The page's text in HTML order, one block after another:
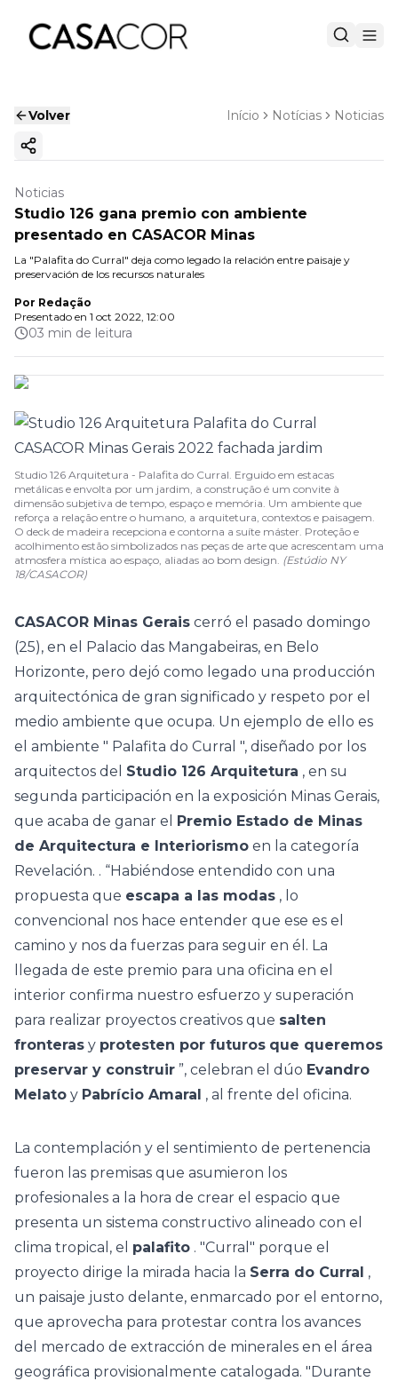
Volver Início Notícias Noticias
Copiar enlace
Noticias
Studio 126 gana premio con ambiente
presentado en CASACOR Minas
La "Palafita do Curral" deja como legado la relación entre paisaje y
preservación de los recursos naturales
Por Redação
Presentado en 1 oct 2022, 12:00
03 min de leitura
Studio 126 Arquitetura - Palafita do Curral. Erguido em estacas
metálicas e envolta por um jardim, a construção é um convite à
dimensão subjetiva de tempo, espaço e memória. Um ambiente que
reforça a relação entre o humano, a arquitetura, contextos e paisagem.
O deck de madeira recepciona e contorna a suíte máster. Proteção e
acolhimento estão simbolizados nas peças de arte que acrescentam uma
atmosfera mística ao espaço, aliadas ao bom design. (Estúdio NY
18/CASACOR)
CASACOR Minas Gerais cerró el pasado domingo
(25), en el Palacio das Mangabeiras, en Belo
Horizonte, pero dejó como legado una producción
arquitectónica de gran significado y respeto por el
medio ambiente que ocupa. Un ejemplo de ello es
el ambiente " Palafita do Curral ", diseñado por los
arquitectos del Studio 126 Arquitetura , en su
segunda participación en la exposición Minas Gerais,
que acaba de ganar el Premio Estado de Minas
de Arquitectura e Interiorismo en la categoría
Revelación. . “Habiéndose entendido con una
propuesta que escapa a las modas , lo
convencional nos hace entender que ese es el
camino y nos da fuerzas para seguir en él. La
llegada de este premio para una oficina en el
interior confirma nuestro esfuerzo y superación
para realizar proyectos creativos que salten
fronteras y protesten por futuros que queremos
preservar y construir ”, celebran el dúo Evandro
Melato y Pabrício Amaral , al frente del oficina.
La contemplación y el sentimiento de pertenencia
fueron las premisas que asumieron los
profesionales a la hora de crear el espacio que
presenta un sistema constructivo alineado con el
clima tropical, el palafito . "Curral" porque el
proyecto dirige la mirada hacia la Serra do Curral ,
un paisaje justo delante, enmarcado por el entorno,
que aprovecha para protestar contra los avances
del mercado de extracción de minerales en el área
geográfica provisionalmente catalogada. "Durante